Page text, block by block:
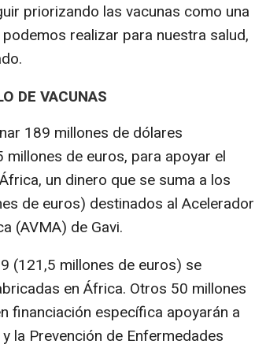
priorizando las vacunas como una
realizar para nuestra salud,
DE VACUNAS
189 millones de dólares
de euros, para apoyar el
un dinero que se suma a los
de euros) destinados al Acelerador
(AVMA) de Gavi.
(121,5 millones de euros) se
en África. Otros 50 millones
financiación específica apoyarán a
la Prevención de Enfermedades